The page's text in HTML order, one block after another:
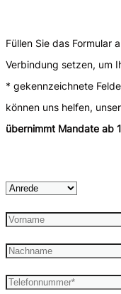
Füllen Sie das Formular
Verbindung setzen, um
* gekennzeichnete
können uns helfen,
übernimmt Mandate ab